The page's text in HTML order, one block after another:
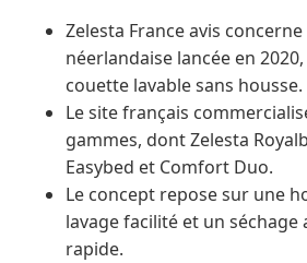
Zelesta France avis
néerlandaise lancée en
couette lavable sans housse.
Le site français
gammes, dont Zelesta
Easybed et Comfort Duo.
Le concept repose sur une
lavage facilité et un séchage
rapide.